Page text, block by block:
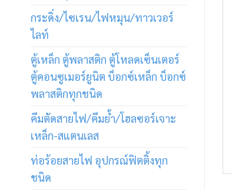
กระดิ่ง/ไซเรน/ไฟหมุน/ทาวเวอร์
ไลท์
ตู้เหล็ก ตู้พลาสติก ตู้โหลดเซ็นเตอร์
ตู้คอนซูเมอร์ยูนิต บ็อกซ์เหล็ก บ็อกซ์
พลาสติกทุกชนิด
คีมตัดสายไฟ/คีมย้ำ/โฮลซอร์เจาะ
เหล็ก-สแตนเลส
ท่อร้อยสายไฟ อุปกรณ์ฟิตติ้งทุก
ชนิด